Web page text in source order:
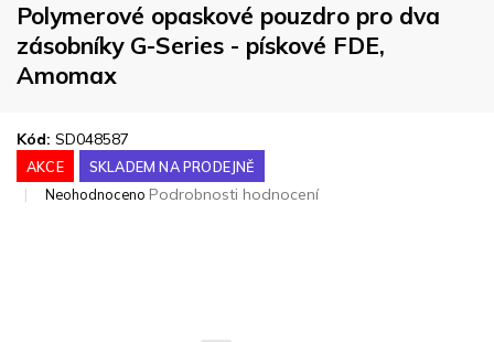
Polymerové opaskové pouzdro pro dva
zásobníky G-Series - pískové FDE,
Amomax
Kód: SD048587
AKCE SKLADEM NA PRODEJNĚ
Průměrné
Neohodnoceno Podrobnosti hodnocení